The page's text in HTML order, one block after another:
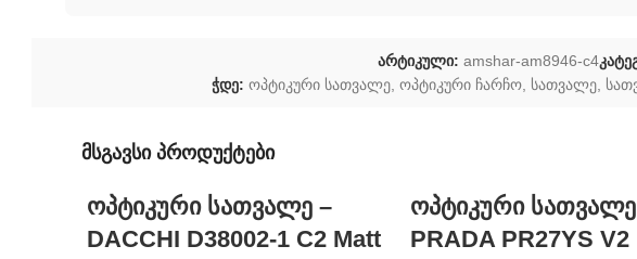
არტიკული: amshar-am8946-c4
ჭდე: ოპტიკური სათვალე ოპტიკური ჩარჩო სათვალე
მსგავსი პროდუქტები
ოპტიკური სათვალე –
DACCHI D38002-1 C2 Matt
ოპტიკური
PRADA PR27YS V2